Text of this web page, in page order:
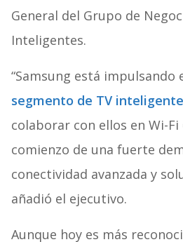
General del Grupo de
Inteligentes.
“Samsung está impulsando
segmento de TV
colaborar con ellos en Wi-Fi
comienzo de una fuerte
conectividad avanzada y
añadió el ejecutivo.
Aunque hoy es más